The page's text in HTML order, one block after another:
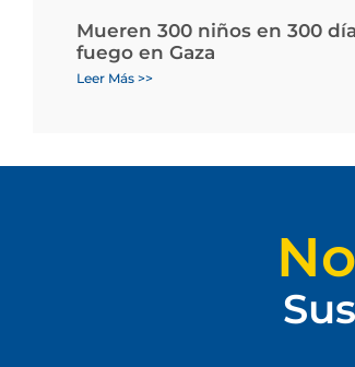
Mueren 300 niños en 300
fuego en Gaza
Leer Más >>